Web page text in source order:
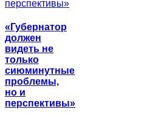
«Губернатор
должен
видеть не
только
сиюминутные
проблемы,
но и
перспективы»